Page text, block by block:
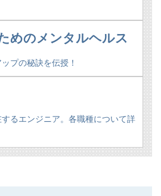
めのメンタルヘルス
プの秘訣を伝授！
るエンジニア。各職種について詳